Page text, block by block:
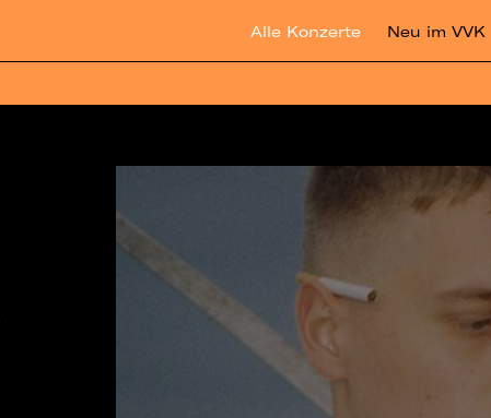
Alle Konzerte Neu im VVK